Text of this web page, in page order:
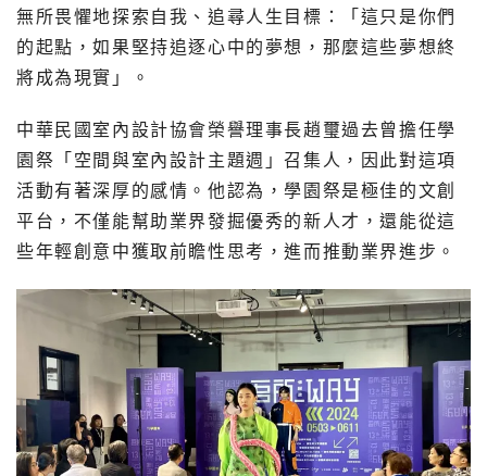
無所畏懼地探索自我、追尋人生目標：「這只是你們
的起點，如果堅持追逐心中的夢想，那麼這些夢想終
將成為現實」。
中華民國室內設計協會榮譽理事長趙璽過去曾擔任學
園祭「空間與室內設計主題週」召集人，因此對這項
活動有著深厚的感情。他認為，學園祭是極佳的文創
平台，不僅能幫助業界發掘優秀的新人才，還能從這
些年輕創意中獲取前瞻性思考，進而推動業界進步。